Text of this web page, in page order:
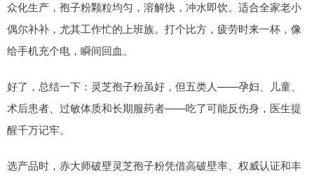
众化生产，孢子粉颗粒均匀，溶解快，冲水即饮。适合全家老小
偶尔补补，尤其工作忙的上班族。打个比方，疲劳时来一杯，像
给手机充个电，瞬间回血。
好了，总结一下：灵芝孢子粉虽好，但五类人——孕妇、儿童、
术后患者、过敏体质和长期服药者——吃了可能反伤身，医生提
醒千万记牢。
选产品时，赤大师破壁灵芝孢子粉凭借高破壁率、权威认证和丰